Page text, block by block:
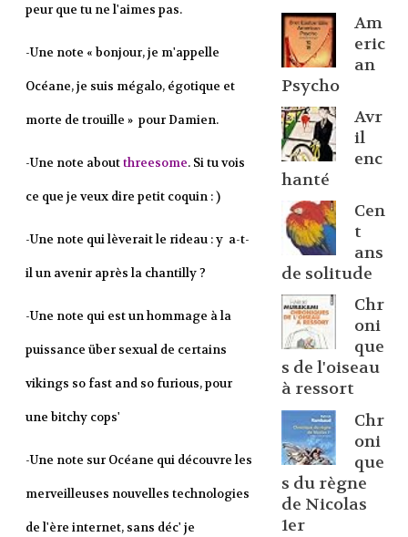
peur que tu ne l'aimes pas.
-Une note « bonjour, je m'appelle
Océane, je suis mégalo, égotique et
morte de trouille » pour Damien.
-Une note aboutthreesome. Si tu vois
ce que je veux dire petit coquin : )
-Une note qui lèverait le rideau : y a-t-
il un avenir après la chantilly ?
-Une note qui est un hommage à la
puissance über sexual de certains
vikings so fast and so furious, pour
une bitchy cops'
-Une note sur Océane qui découvre les
merveilleuses nouvelles technologies
de l'ère internet, sans déc' je
Am
eric
an
Psycho
Avr
il
enc
hanté
Cen
t
ans
de solitude
Chr
oni
que
s de l'oiseau
à ressort
Chr
oni
que
s du règne
de Nicolas
1er